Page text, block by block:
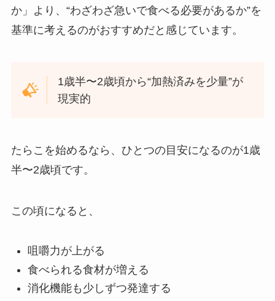
か」より、“わざわざ急いで食べる必要があるか”を
基準に考えるのがおすすめだと感じています。
1歳半〜2歳頃から“加熱済みを少量”が
現実的
たらこを始めるなら、ひとつの目安になるのが1歳
半〜2歳頃です。
この頃になると、
咀嚼力が上がる
食べられる食材が増える
消化機能も少しずつ発達する